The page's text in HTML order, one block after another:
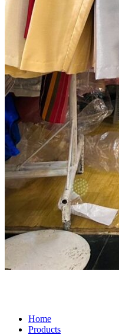
Home
Products